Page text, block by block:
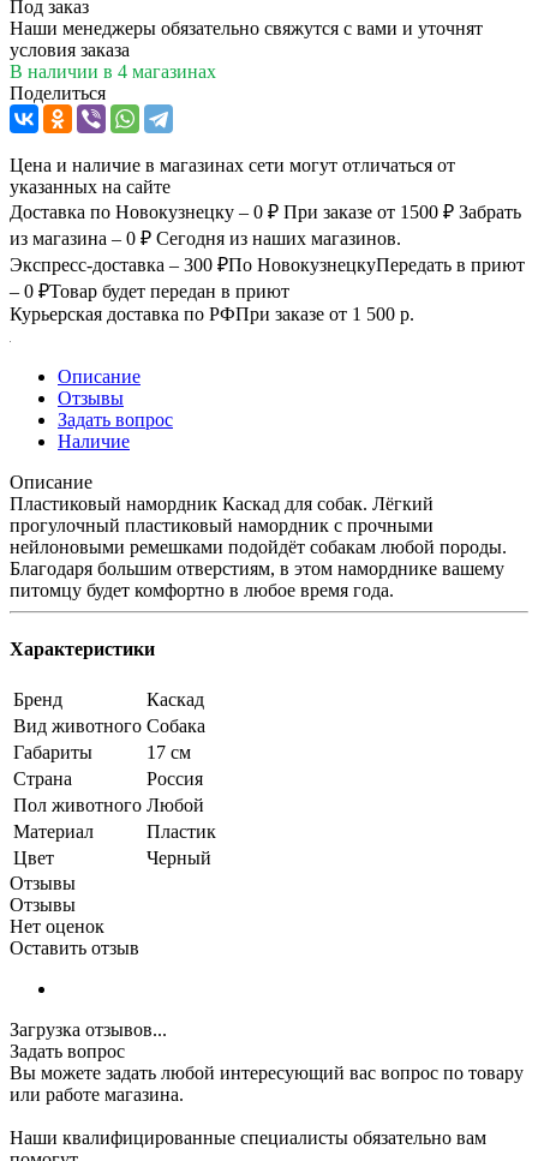
Под заказ
Наши менеджеры обязательно свяжутся с вами и уточнят
условия заказа
В наличии в 4 магазинах
Поделиться
Цена и наличие в магазинах сети могут отличаться от
указанных на сайте
Доставка по Новокузнецку – 0 ₽ При заказе от 1500 ₽ Забрать
из магазина – 0 ₽ Сегодня из наших магазинов.
Экспресс-доставка – 300 ₽По НовокузнецкуПередать в приют
– 0 ₽Товар будет передан в приют
Курьерская доставка по РФПри заказе от 1 500 р.
Описание
Отзывы
Задать вопрос
Наличие
Описание
Пластиковый намордник Каскад для собак. Лёгкий
прогулочный пластиковый намордник с прочными
нейлоновыми ремешками подойдёт собакам любой породы.
Благодаря большим отверстиям, в этом наморднике вашему
питомцу будет комфортно в любое время года.
Характеристики
Бренд
Каскад
Вид животного Собака
Габариты
17 см
Страна
Россия
Пол животного Любой
Материал
Пластик
Цвет
Черный
Отзывы
Отзывы
Нет оценок
Оставить отзыв
Загрузка отзывов...
Задать вопрос
Вы можете задать любой интересующий вас вопрос по товару
или работе магазина.
Наши квалифицированные специалисты обязательно вам